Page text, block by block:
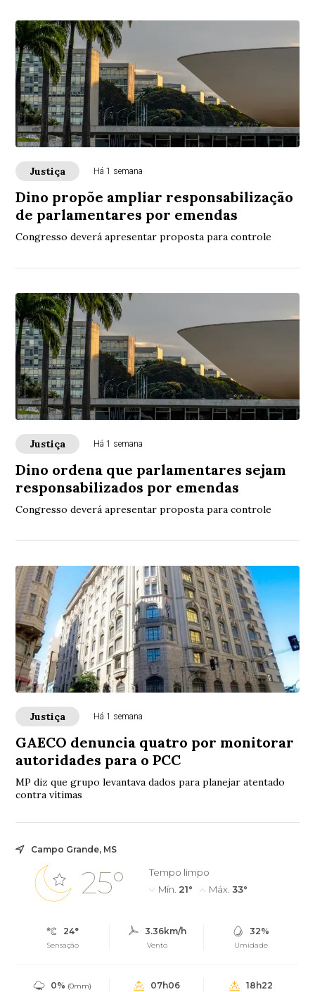
Justiça Há 1 semana
Dino propõe ampliar responsabilização
de parlamentares por emendas
Congresso deverá apresentar proposta para controle
Justiça Há 1 semana
Dino ordena que parlamentares sejam
responsabilizados por emendas
Congresso deverá apresentar proposta para controle
Justiça Há 1 semana
GAECO denuncia quatro por monitorar
autoridades para o PCC
MP diz que grupo levantava dados para planejar atentado
contra vítimas
Campo Grande, MS
25°
Tempo limpo
Mín. 21° Máx. 33°
24°
Sensação
3.36km/h
Vento
32%
Umidade
0% (0mm)
07h06 18h22